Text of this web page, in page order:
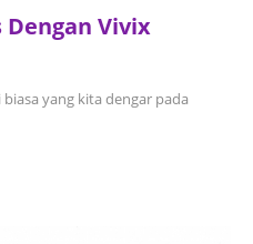
Dengan Vivix
yang kita dengar pada